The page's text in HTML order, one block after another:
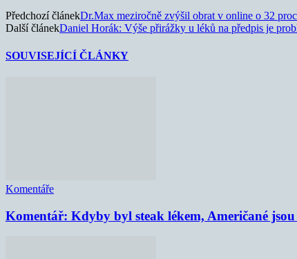
Předchozí článekDr.Max meziročně zvýšil obrat v online o 32
Další článekDaniel Horák: Výše přirážky u léků na předpis je
SOUVISEJÍCÍ ČLÁNKY
Komentáře
Komentář: Kdyby byl steak lékem, Američané